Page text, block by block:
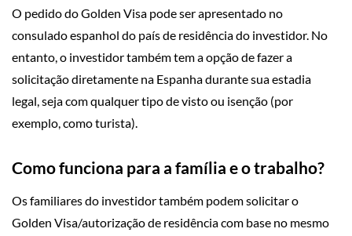
O pedido do Golden Visa pode ser apresentado no
consulado espanhol do país de residência do investidor. No
entanto, o investidor também tem a opção de fazer a
solicitação diretamente na Espanha durante sua estadia
legal, seja com qualquer tipo de visto ou isenção (por
exemplo, como turista).
Como funciona para a família e o trabalho?
Os familiares do investidor também podem solicitar o
Golden Visa/autorização de residência com base no mesmo